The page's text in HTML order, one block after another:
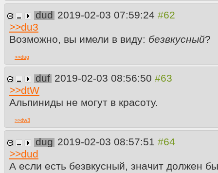
dud 2019-02-03 07:59:24
>>du3
Возможно, вы имели в виду: безвкусный?
>>dug
duf 2019-02-03 08:56:50
>>dtW
Альпиниды не могут в красоту.
>>dw3
dug 2019-02-03 08:57:51
>>dud
А если есть безвкусный, значит должен